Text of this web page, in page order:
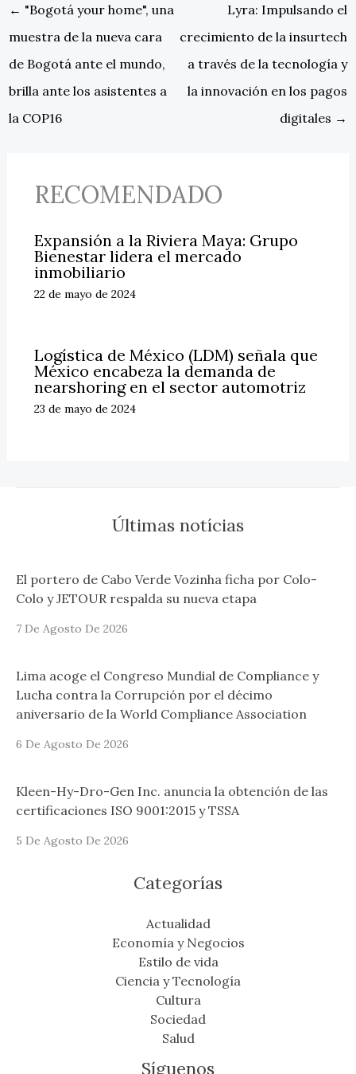
← "Bogotá your home", una
muestra de la nueva cara
de Bogotá ante el mundo,
brilla ante los asistentes a
la COP16
Lyra: Impulsando el
crecimiento de la insurtech
a través de la tecnología y
la innovación en los pagos
digitales →
RECOMENDADO
Expansión a la Riviera Maya: Grupo
Bienestar lidera el mercado
inmobiliario
22 de mayo de 2024
Logística de México (LDM) señala que
México encabeza la demanda de
nearshoring en el sector automotriz
23 de mayo de 2024
Últimas notícias
El portero de Cabo Verde Vozinha ficha por Colo-
Colo y JETOUR respalda su nueva etapa
7 De Agosto De 2026
Lima acoge el Congreso Mundial de Compliance y
Lucha contra la Corrupción por el décimo
aniversario de la World Compliance Association
6 De Agosto De 2026
Kleen-Hy-Dro-Gen Inc. anuncia la obtención de las
certificaciones ISO 9001:2015 y TSSA
5 De Agosto De 2026
Categorías
Actualidad
Economía y Negocios
Estilo de vida
Ciencia y Tecnología
Cultura
Sociedad
Salud
Síguenos